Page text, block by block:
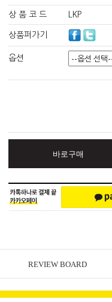
상 품 코 드 LKP
상품퍼가기
옵션
바로구매
REVIEW BOARD